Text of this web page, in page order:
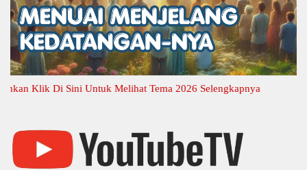
Klik Di Sini Untuk Melihat Tema 2026 Selengkapnya